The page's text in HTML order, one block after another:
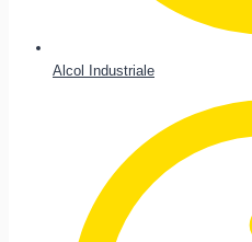
Alcol Industriale